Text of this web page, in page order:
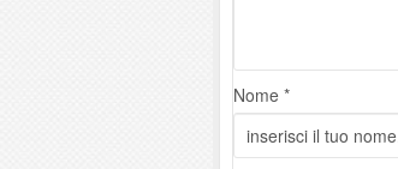
Nome *